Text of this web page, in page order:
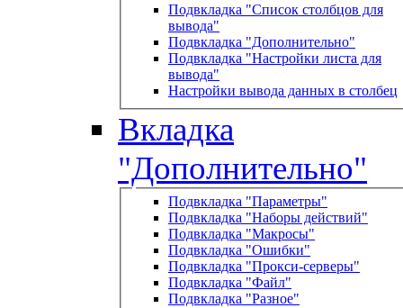
Подвкладка "Список столбцов для
вывода"
Подвкладка "Дополнительно"
Подвкладка "Настройки листа для
вывода"
Настройки вывода данных в столбец
Вкладка
"Дополнительно"
Подвкладка "Параметры"
Подвкладка "Наборы действий"
Подвкладка "Макросы"
Подвкладка "Ошибки"
Подвкладка "Прокси-серверы"
Подвкладка "Файл"
Подвкладка "Разное"